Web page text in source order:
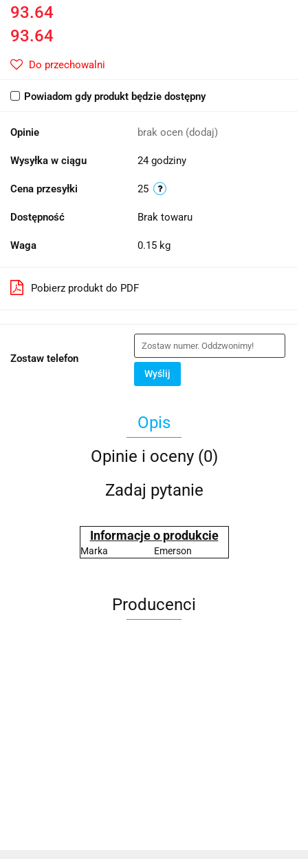
93.64
93.64
Do przechowalni
Powiadom gdy produkt będzie dostępny
Opinie brak ocen (dodaj)
Wysyłka w ciągu 24 godziny
Cena przesyłki 25
Dostępność Brak towaru
Waga 0.15 kg
Pobierz produkt do PDF
Zostaw telefon
Wyślij
Opis
Opinie i oceny (0)
Zadaj pytanie
Informacje o produkcie
Marka Emerson
Producenci